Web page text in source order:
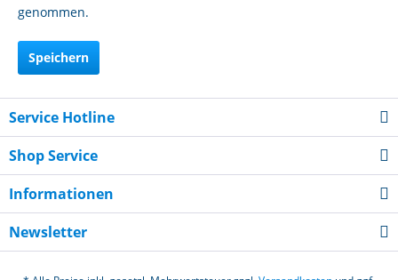
genommen.
Speichern
Service Hotline
Shop Service
Informationen
Newsletter